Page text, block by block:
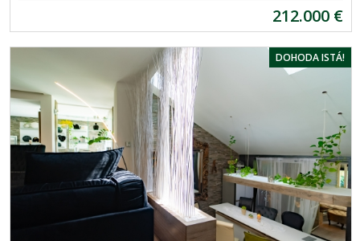
212.000 €
DOHODA ISTÁ!